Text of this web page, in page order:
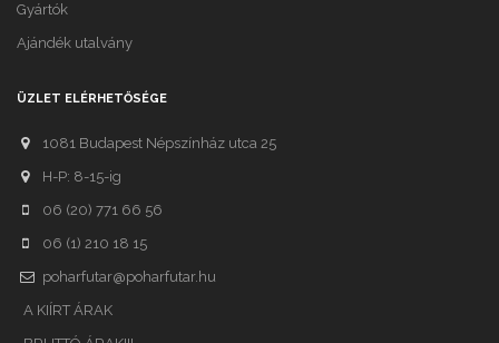
Gyártók
Ajándék utalvány
ÜZLET ELÉRHETŐSÉGE
1081 Budapest Népszínház utca 25
H-P: 8-15-ig
06 (20) 771 66 56
06 (1) 210 18 15
poharfutar@poharfutar.hu
A KIÍRT ÁRAK